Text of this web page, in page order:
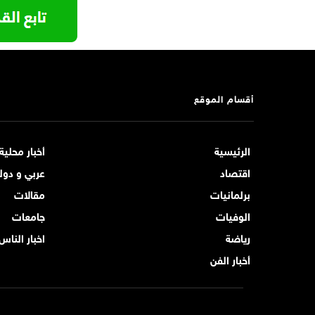
أقسام الموقع
الرئيسية
أخبار
اقتصاد
عربي و
برلمانيات
مقالات
الوفيات
جامعات
رياضة
اخبار
أخبار الفن